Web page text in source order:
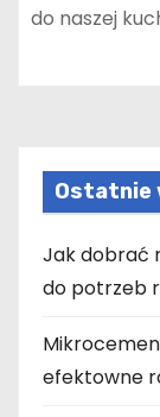
do naszej
Ostatnie
Jak dobrać
do potrzeb
efektowne